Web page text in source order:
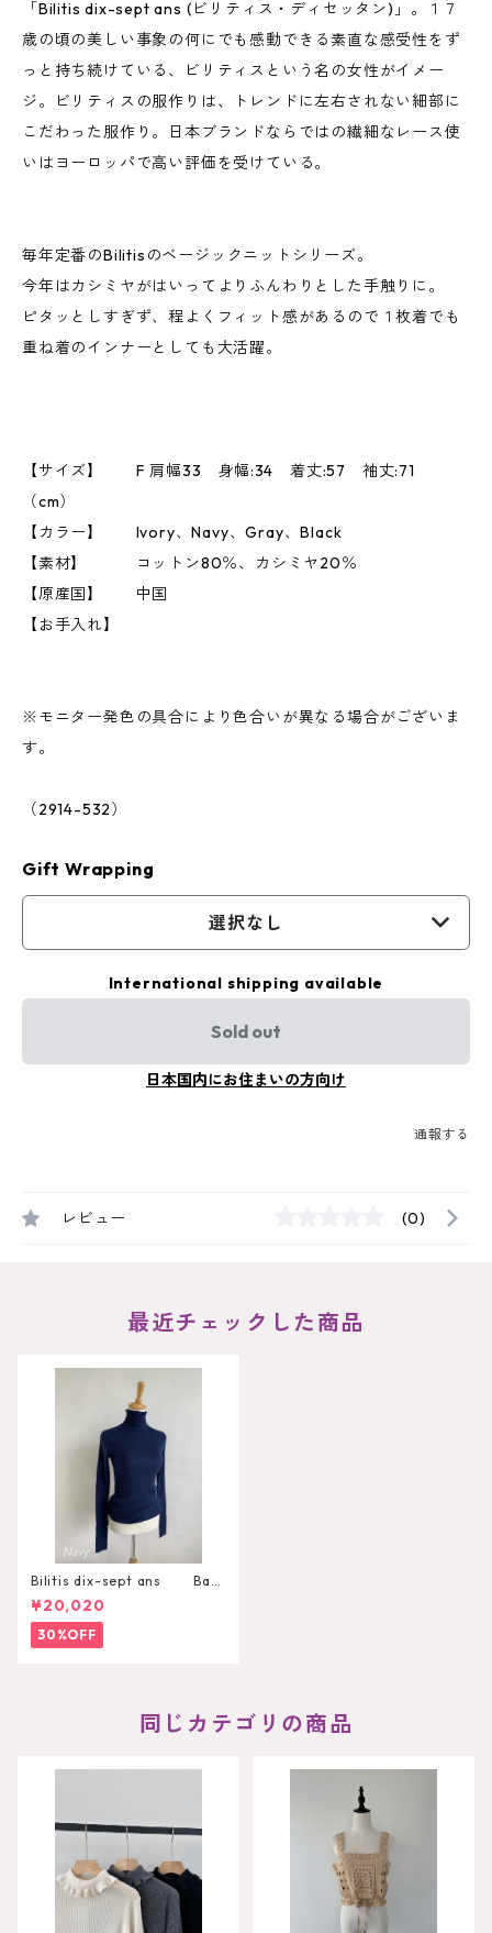
「Bilitis dix-sept ans (ビリティス・ディセッタン)」。１７
歳の頃の美しい事象の何にでも感動できる素直な感受性をず
っと持ち続けている、ビリティスという名の女性がイメー
ジ。ビリティスの服作りは、トレンドに左右されない細部に
こだわった服作り。日本ブランドならではの繊細なレース使
いはヨーロッパで高い評価を受けている。
毎年定番のBilitisのベージックニットシリーズ。
今年はカシミヤがはいってよりふんわりとした手触りに。
ピタッとしすぎず、程よくフィット感があるので１枚着でも
重ね着のインナーとしても大活躍。
【サイズ】 F 肩幅33 身幅:34 着丈:57 袖丈:71
（cm）
【カラー】 Ivory、Navy、Gray、Black
【素材】 コットン80％、カシミヤ20％
【原産国】 中国
【お手入れ】
※モニター発色の具合により色合いが異なる場合がございま
す。
（2914-532）
Gift Wrapping
選択なし
International shipping available
Sold out
日本国内にお住まいの方向け
通報する
レビュー (0)
最近チェックした商品
Bilitis dix-sept ans Basi
c Turtle Neck 19AW
¥20,020
30%OFF
同じカテゴリの商品